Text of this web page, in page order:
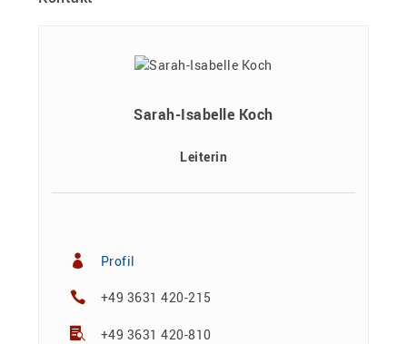
Sarah-Isabelle Koch
Leiterin
Profil
+49 3631 420-215
+49 3631 420-810